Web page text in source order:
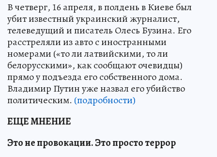
В четверг, 16 апреля, в полдень в Киеве был
убит известный украинский журналист,
телеведущий и писатель Олесь Бузина. Его
расстреляли из авто с иностранными
номерами («то ли латвийскими, то ли
белорусскими», как сообщают очевидцы)
прямо у подъезда его собственного дома.
Владимир Путин уже назвал его убийство
политическим. (подробности)
ЕЩЕ МНЕНИЕ
Это не провокации. Это просто террор